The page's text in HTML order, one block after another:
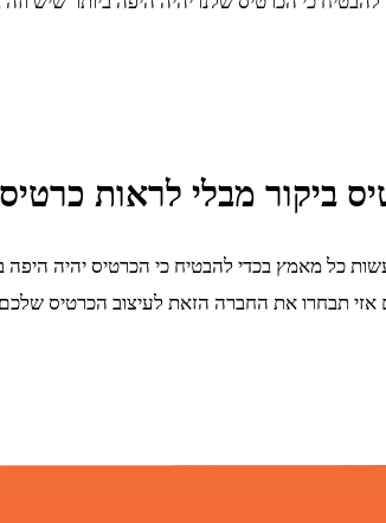
ביקור מבלי לראות
כל מאמץ בכדי להבטיח כי הכרטיס יהיה היפה
אזי תבחרו את החברה הזאת לעיצוב הכרטיס